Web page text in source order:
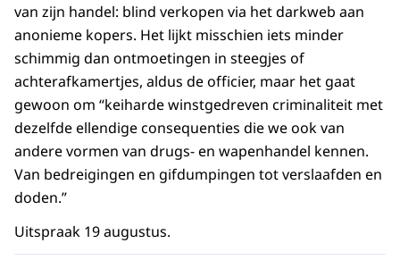
van zijn handel: blind verkopen via het darkweb aan
anonieme kopers. Het lijkt misschien iets minder
schimmig dan ontmoetingen in steegjes of
achterafkamertjes, aldus de officier, maar het gaat
gewoon om “keiharde winstgedreven criminaliteit met
dezelfde ellendige consequenties die we ook van
andere vormen van drugs- en wapenhandel kennen.
Van bedreigingen en gifdumpingen tot verslaafden en
doden.”
Uitspraak 19 augustus.